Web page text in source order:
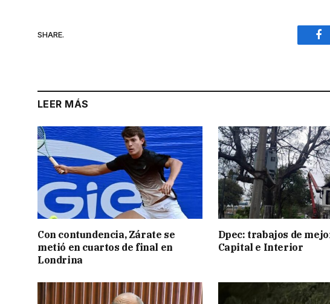
SHARE.
LEER MÁS
Con contundencia, Zárate se
metió en cuartos de final en
Londrina
Dpec: trabajos de
Capital e Interior